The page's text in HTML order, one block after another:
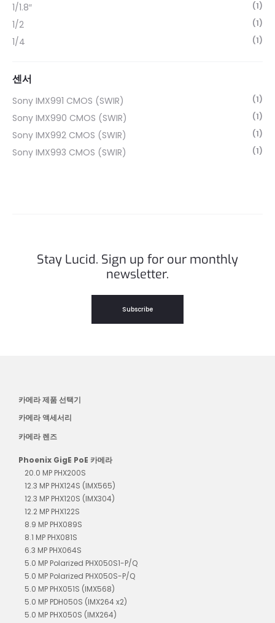
1/1.8″ (1)
1/2 (1)
1/4 (1)
센서
Sony IMX991 CMOS (SWIR) (1)
Sony IMX990 CMOS (SWIR) (1)
Sony IMX992 CMOS (SWIR) (1)
Sony IMX993 CMOS (SWIR) (1)
Stay Lucid. Sign up for our monthly
newsletter.
Subscribe
카메라 제품 선택기
카메라 액세서리
카메라 렌즈
Phoenix GigE PoE 카메라
20.0 MP PHX200S
12.3 MP PHX124S (IMX565)
12.3 MP PHX120S (IMX304)
12.2 MP PHX122S
8.9 MP PHX089S
8.1 MP PHX081S
6.3 MP PHX064S
5.0 MP Polarized PHX050S1-P/Q
5.0 MP Polarized PHX050S-P/Q
5.0 MP PHX051S (IMX568)
5.0 MP PDH050S (IMX264 x2)
5.0 MP PHX050S (IMX264)